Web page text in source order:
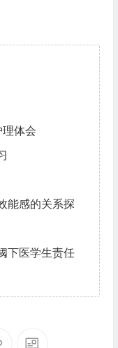
体会
能感的关系探
下医学生责任